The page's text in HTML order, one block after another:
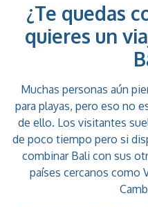
¿Te quedas
quieres un
Muchas personas aún
para playas, pero eso no
de ello. Los visitantes
de poco tiempo pero si
combinar Bali con sus
países cercanos como